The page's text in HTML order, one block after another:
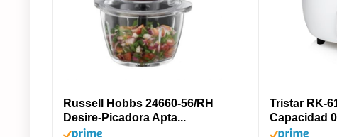
Russell Hobbs 24660-56/RH
Desire-Picadora Apta...
Tristar RK-
Capacidad